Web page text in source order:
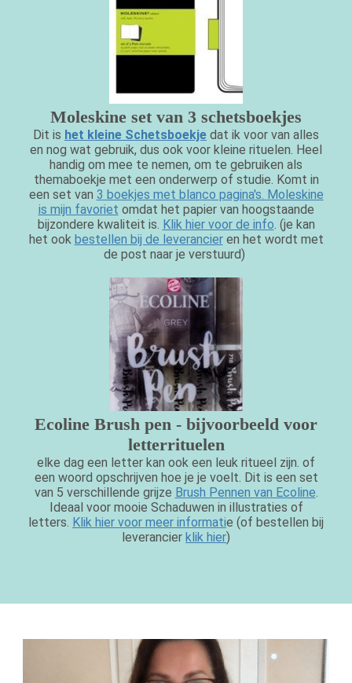
Moleskine set van 3 schetsboekjes
Dit is het kleine Schetsboekje dat ik voor van alles
en nog wat gebruik, dus ook voor kleine rituelen. Heel
handig om mee te nemen, om te gebruiken als
themaboekje met een onderwerp of studie. Komt in
een set van 3 boekjes met blanco pagina's. Moleskine
is mijn favoriet omdat het papier van hoogstaande
bijzondere kwaliteit is. Klik hier voor de info. (je kan
het ook bestellen bij de leverancieren het wordt met
de post naar je verstuurd)
Ecoline Brush pen - bijvoorbeeld voor
letterrituelen
elke dag een letter kan ook een leuk ritueel zijn. of
een woord opschrijven hoe je je voelt. Dit is een set
van 5 verschillende grijze Brush Pennen van Ecoline.
Ideaal voor mooie Schaduwen in illustraties of
letters. Klik hier voor meer informatie (of bestellen bij
leverancier klik hier)